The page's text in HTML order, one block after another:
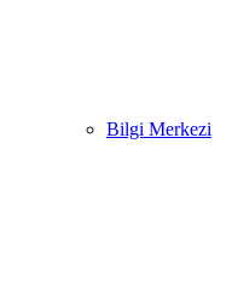
Bilgi Merkezi